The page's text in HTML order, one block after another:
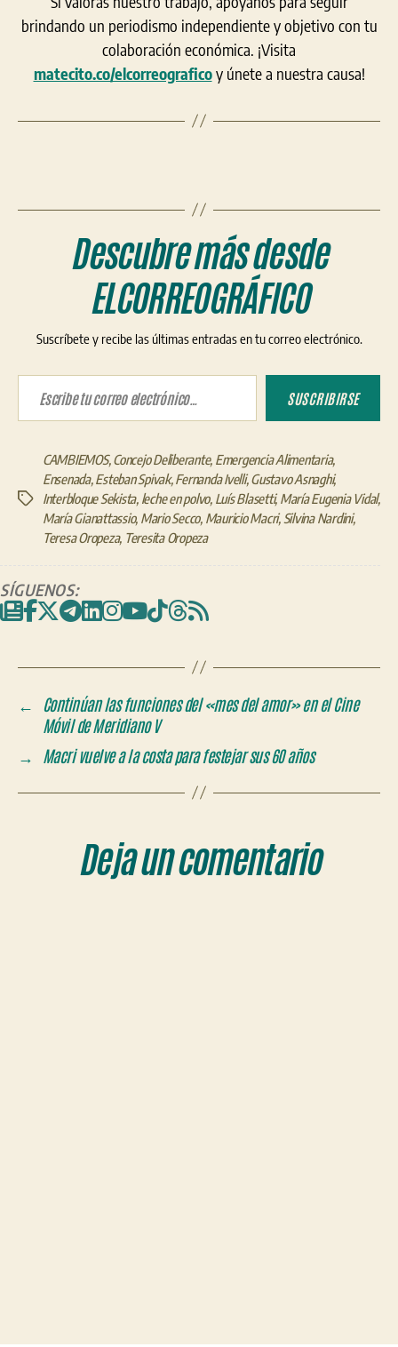
brindando un periodismo independiente y objetivo con tu
colaboración económica. ¡Visita
matecito.co/elcorreograficoy únete a nuestra causa!
Descubre más desde
ELCORREOGRÁFICO
Suscríbete y recibe las últimas entradas en tu correo electrónico.
Escribe tu correo electrónico…
SUSCRIBIRSE
Etiquetas
CAMBIEMOS,Concejo Deliberante, Emergencia Alimentaria,
Ensenada,Esteban Spivak,Fernanda Ivelli,Gustavo Asnaghi,
Interbloque Sekista, leche en polvo, Luís Blasetti, María Eugenia Vidal,
María Gianattassio, Mario Secco, Mauricio Macri, Silvina Nardini,
Teresa Oropeza, Teresita Oropeza
SÍGUENOS:
←
Continúan las funciones del «mes del amor» en el Cine
Móvil de Meridiano V
→
Macri vuelve a la costa para festejar sus 60 años
Deja un comentario